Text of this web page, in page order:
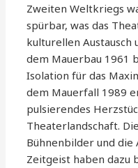
Zweiten Weltkriegs
spürbar, was das
kulturellen Austausch
dem Mauerbau 1961
Isolation für das
dem Mauerfall 1989
pulsierendes
Theaterlandschaft.
Bühnenbilder und die
Zeitgeist haben dazu